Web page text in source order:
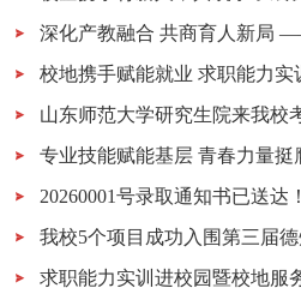
20260001号录取通知书已送达！